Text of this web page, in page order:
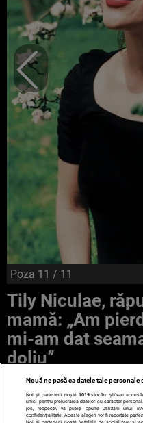
Poza 11 / 11
Tily Niculae,
mamă: „Am
mi-am dat
doliu”
Nouă ne pasă ca datele tale
Noi și partenerii noștri 1019stocăm și/sau
unici pentru prelucrarea datelor cu caracter
jos, respectiv vă puteți opune utilizării unui
confidențialitate. Aceste alegeri vor fi raportate
Noi si partenerii nostri (retelele de socializare si